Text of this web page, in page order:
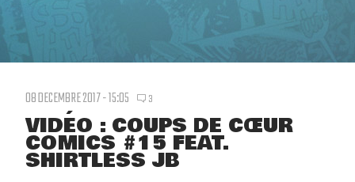
08 DECEMBRE 2017 - 15:05 3
VIDÉO : COUPS DE CŒUR
COMICS #15 FEAT.
SHIRTLESS JB